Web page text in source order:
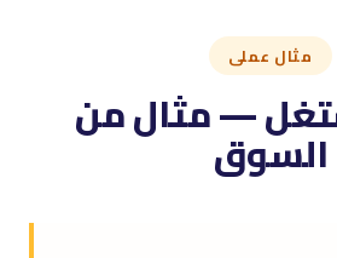
مثال عملى
— مثال من
السوق